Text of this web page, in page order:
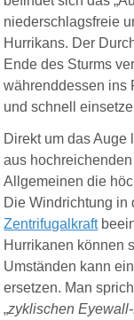
niederschlagsfreie
Hurrikans. Der
Ende des Sturms
währenddessen ins
und schnell
Direkt um das Auge
aus
Allgemeinen die
Die Windrichtung in
Zentrifugalkraft
Hurrikanen können
Umständen kann
ersetzen. Man
„zyklischen